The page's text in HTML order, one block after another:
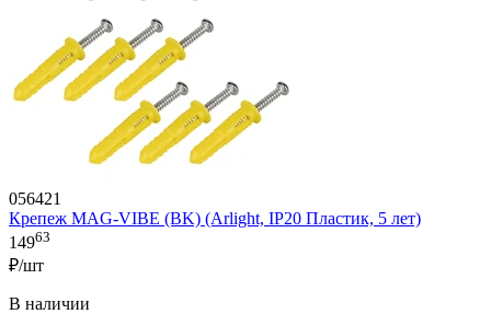
056421
Крепеж MAG-VIBE (BK) (Arlight, IP20 Пластик, 5 лет)
14963
₽/шт
В наличии